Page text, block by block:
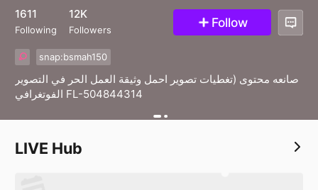
1611
Following
12K
Followers Follow
snap:bsmah150
صانعه محتوى (تغطيات تصوير احمل وثيقة العمل الحر في التصوير
الفوتغرافي FL-504844314
LIVE Hub